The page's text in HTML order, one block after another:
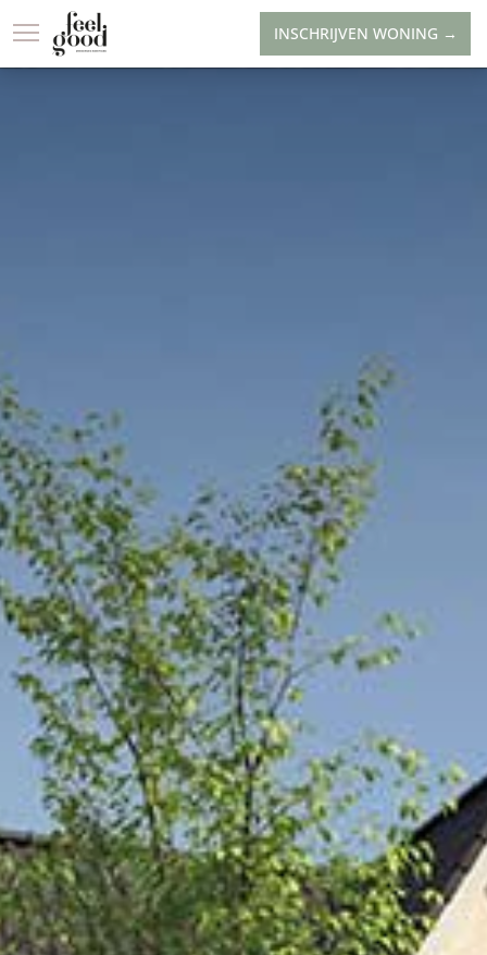
INSCHRIJVEN WONING →